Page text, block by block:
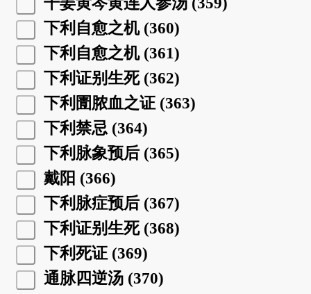
下利自愈之机 (360)
下利自愈之机 (361)
下利证别生死 (362)
下利圊脓血之证 (363)
下利禁忌 (364)
下利脉象预后 (365)
戴阳 (366)
下利脉症预后 (367)
下利证别生死 (368)
下利死证 (369)
通脉四逆汤 (370)